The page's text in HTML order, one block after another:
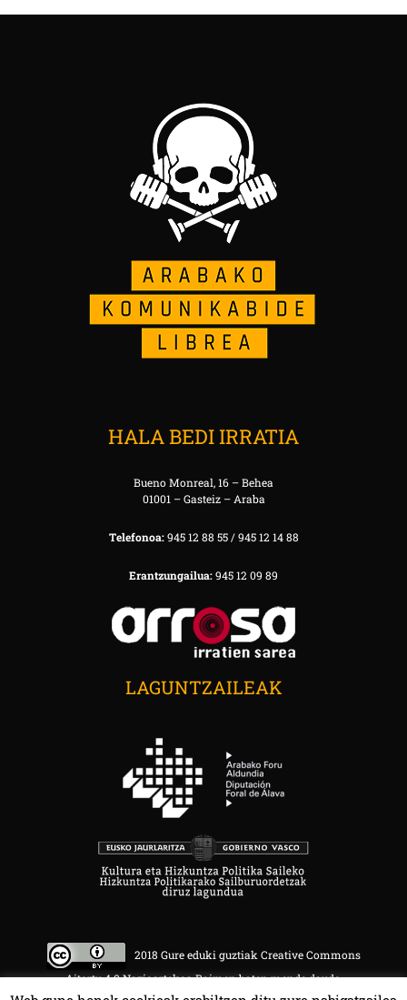
HALA BEDI IRRATIA
Bueno Monreal, 16 – Behea
01001 – Gasteiz – Araba
Telefonoa:945 12 88 55 / 945 12 14 88
Erantzungailua:945 12 09 89
LAGUNTZAILEAK
2018 Gure eduki guztiak Creative Commons
Aitortu 4.0 Nazioartekoa Baimen baten mende daude.